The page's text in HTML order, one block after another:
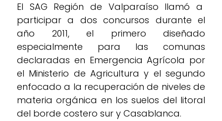
El SAG Región de Valparaíso llamó a
participar a dos concursos durante el
año 2011, el primero diseñado
especialmente para las comunas
declaradas en Emergencia Agrícola por
el Ministerio de Agricultura y el segundo
enfocado a la recuperación de niveles de
materia orgánica en los suelos del litoral
del borde costero sur y Casablanca.